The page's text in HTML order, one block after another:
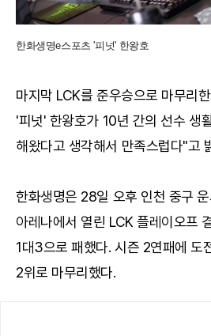
한화생명e스포츠 '피넛' 한왕호
마지막 LCK를 준우승으로 마무리
'피넛' 한왕호가 10년 간의 선수 생
해왔다고 생각해서 만족스럽다"고
한화생명은 28일 오후 인천 중구
아레나에서 열린 LCK 플레이오프
1대3으로 패했다. 시즌 2연패에 도
2위로 마무리했다.